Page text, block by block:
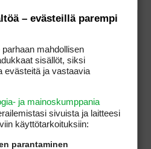
– evästeillä parempi
mahdollisen
sisällöt, siksi
evästeitä ja vastaavia
ja mainoskumppania
sivuista ja laitteesi
käyttötarkoituksiin:
parantaminen